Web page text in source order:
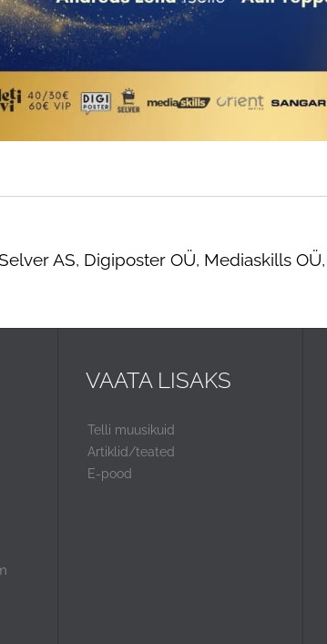
AS, Digiposter OÜ, Mediaskills
VAATA LISAKS
Telli muusikuid
Artiklid/teated
E-pood